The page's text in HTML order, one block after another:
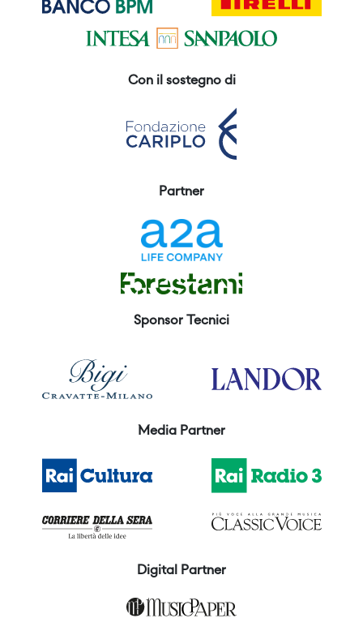
Con il sostegno di
Partner
Sponsor Tecnici
Media Partner
Digital Partner